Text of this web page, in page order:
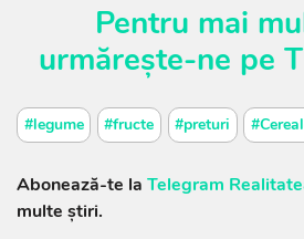
Pentru mai
urmărește-ne pe
#legume #fructe #preturi
Abonează-te la Telegram
multe știri.